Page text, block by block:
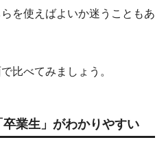
を使えばよいか迷うこともあ
比べてみましょう。
業生」がわかりやすい